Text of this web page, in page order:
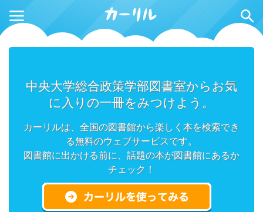
中央大学総合政策学部図書室からお気
に入りの一冊をみつけよう。
カーリルは、全国の図書館から楽しく本を検索でき
る無料のウェブサービスです。
図書館に出かける前に、話題の本が図書館にあるか
チェック！